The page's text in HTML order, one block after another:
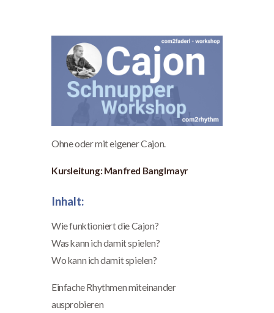
Ohne oder mit eigener Cajon.
Kursleitung: Manfred Banglmayr
Inhalt:
Wie funktioniert die Cajon?
Was kann ich damit spielen?
Wo kann ich damit spielen?
Einfache Rhythmen miteinander
ausprobieren